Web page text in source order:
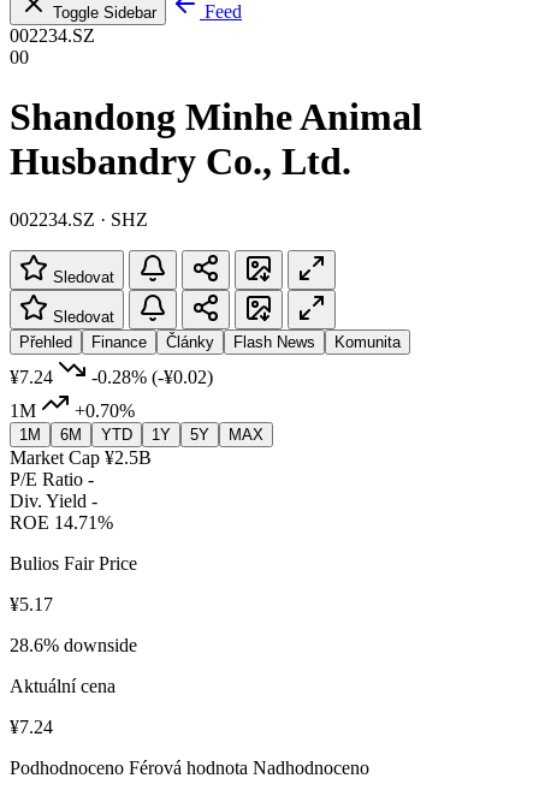
Toggle Sidebar
Feed
002234.SZ
00
Shandong Minhe Animal
Husbandry Co., Ltd.
002234.SZ · SHZ
Sledovat
Sledovat
Přehled
Finance Články Flash News Komunita
¥7.24 -0.28% (-¥0.02)
1M
+0.70%
1M 6M YTD 1Y 5Y MAX
Market Cap ¥2.5B
P/E Ratio -
Div. Yield -
ROE 14.71%
Bulios Fair Price
¥5.17
28.6% downside
Aktuální cena
¥7.24
Podhodnoceno Férová hodnota Nadhodnoceno